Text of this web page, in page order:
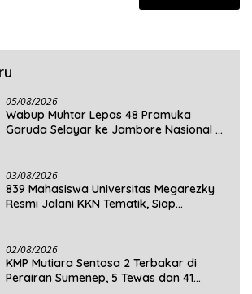
05/08/2026
Wabup Muhtar Lepas 48 Pramuka
Garuda Selayar ke Jambore Nasional XII
03/08/2026
839 Mahasiswa Universitas Megarezky
Resmi Jalani KKN Tematik, Siap
02/08/2026
KMP Mutiara Sentosa 2 Terbakar di
Perairan Sumenep, 5 Tewas dan 41